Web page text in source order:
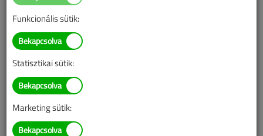
2024/12. lapszám
Funkcionális sütik:
Statisztikai sütik:
Marketing sütik: